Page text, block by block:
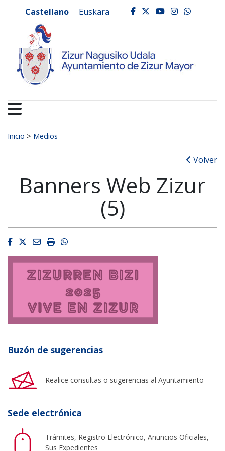
Ayuntamiento de
Castellano Euskara facebook
twitter
youtube
Buscar:
Inicio > Medios
Volver
Banners Web Zizur
(5)
Facebook
Twitter
EmailImprimirWhatsapp
Buzón de sugerencias
Realice consultas o sugerencias al Ayuntamiento
Sede electrónica
Trámites, Registro Electrónico, Anuncios Oficiales,
Sus Expedientes